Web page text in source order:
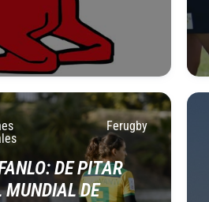
Ferugby
DE PITAR
MUNDIAL DE